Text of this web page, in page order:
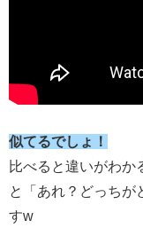
似てるでしょ！
比べると違いがわか
と「あれ？どっちが
すw